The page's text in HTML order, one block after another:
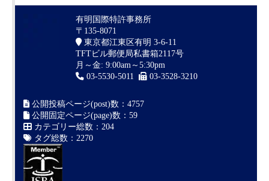
有明国際特許事務所
〒135-8071
東京都江東区有明 3-6-11
TFTビル郵便局私書箱2117号
月～金: 9:00am～5:30pm
03-5530-5011
03-3528-3210
公開投稿ページ(post)数：4757
公開固定ページ(page)数：59
カテゴリー総数：204
タグ総数：2270